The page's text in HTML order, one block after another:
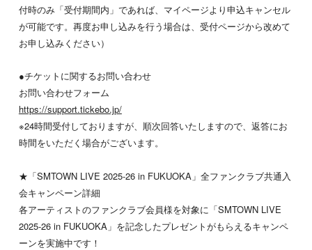
付時のみ「受付期間内」であれば、マイページより申込キャンセル
が可能です。再度お申し込みを行う場合は、受付ページから改めて
お申し込みください）
●チケットに関するお問い合わせ
お問い合わせフォーム
https://support.tickebo.jp/
※24時間受付しておりますが、順次回答いたしますので、返答にお
時間をいただく場合がございます。
★「SMTOWN LIVE 2025-26 in FUKUOKA」全ファンクラブ共通入
会キャンペーン詳細
各アーティストのファンクラブ会員様を対象に「SMTOWN LIVE
2025-26 in FUKUOKA」を記念したプレゼントがもらえるキャンペ
ーンを実施中です！